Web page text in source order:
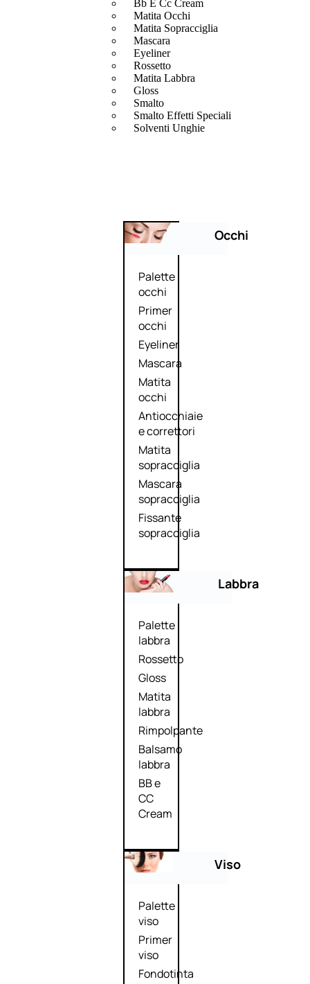
Bb E Cc Cream
Matita Occhi
Matita Sopracciglia
Mascara
Eyeliner
Rossetto
Matita Labbra
Gloss
Smalto
Smalto Effetti Speciali
Solventi Unghie
Occhi
Palette
occhi
Primer
occhi
Eyeliner
Mascara
Matita
occhi
Antiocchiaie
e correttori
Matita
sopracciglia
Mascara
sopracciglia
Fissante
sopracciglia
Labbra
Palette
labbra
Rossetto
Gloss
Matita
labbra
Rimpolpante
Balsamo
labbra
BB e
CC
Cream
Viso
Palette
viso
Primer
viso
Fondotinta